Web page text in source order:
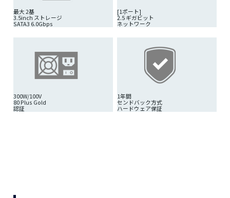
最大 2基
3.5inch ストレージ
SATA3 6.0Gbps
[1ポート]
2.5 ギガビット
ネットワーク
300W/100V
80 Plus Gold
認証
1年間
センドバック方式
ハードウェア保証